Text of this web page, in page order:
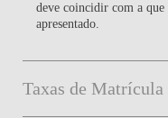
deve coincidir com a
apresentado.
Taxas de